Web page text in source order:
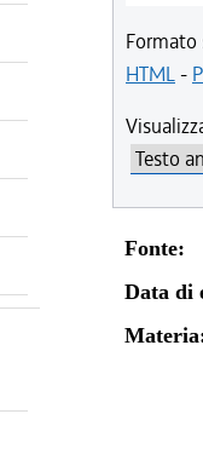
Formato
HTML-
Fonte:
Data di